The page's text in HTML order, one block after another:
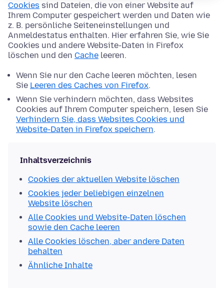
Cookies sind Dateien, die von einer Website auf
Ihrem Computer gespeichert werden und Daten wie
z. B. persönliche Seiteneinstellungen und
Anmeldestatus enthalten. Hier erfahren Sie, wie Sie
Cookies und andere Website-Daten in Firefox
löschen und den Cache leeren.
Wenn Sie nur den Cache leeren möchten, lesen
Sie Leeren des Caches von Firefox.
Wenn Sie verhindern möchten, dass Websites
Cookies auf Ihrem Computer speichern, lesen Sie
Verhindern Sie, dass Websites Cookies und
Website-Daten in Firefox speichern.
Inhaltsverzeichnis
Cookies der aktuellen Website löschen
Cookies jeder beliebigen einzelnen
Website löschen
Alle Cookies und Website-Daten löschen
sowie den Cache leeren
Alle Cookies löschen, aber andere Daten
behalten
Ähnliche Inhalte